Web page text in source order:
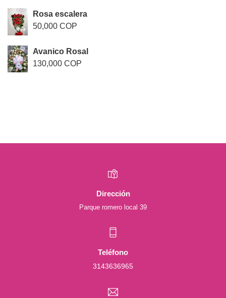
Rosa escalera
50,000 COP
Avanico Rosal
130,000 COP
Dirección
Parque romero local 39
Teléfono
3143636965